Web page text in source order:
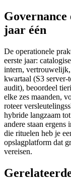
Governance
jaar één
De operationele
eerste jaar:
intern,
kwartaal (S3 server-
audit), beoordeel
elke zes maanden,
roteer
hybride langzaam
andere staan
die rituelen heb je
opslagplatform dat
vereisen.